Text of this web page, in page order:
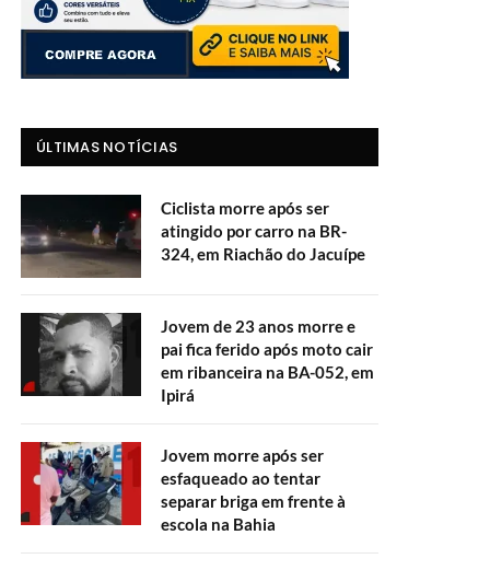
ÚLTIMAS NOTÍCIAS
Ciclista morre após ser
atingido por carro na BR-
324, em Riachão do Jacuípe
Jovem de 23 anos morre e
pai fica ferido após moto cair
em ribanceira na BA-052, em
Ipirá
Jovem morre após ser
esfaqueado ao tentar
separar briga em frente à
escola na Bahia